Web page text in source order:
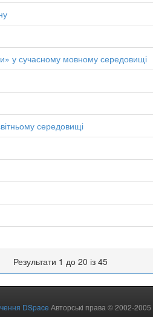
у сучасному мовному середовищі
середовищі
Результати 1 до 20 із 45
DSpace Авторські права © 2002-2005